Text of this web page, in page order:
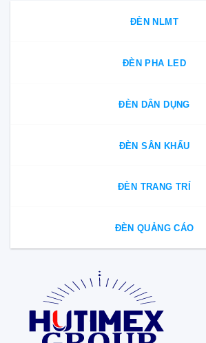
ĐÈN NLMT
ĐÈN PHA LED
ĐÈN DÂN DỤNG
ĐÈN SÂN KHẤU
ĐÈN TRANG TRÍ
ĐÈN QUẢNG CÁO